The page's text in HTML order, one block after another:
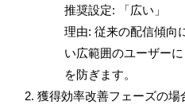
推奨設定: 「広い」
理由: 従来の配信傾向
い広範囲のユーザー
を防ぎます。
2. 獲得効率改善フェーズの場